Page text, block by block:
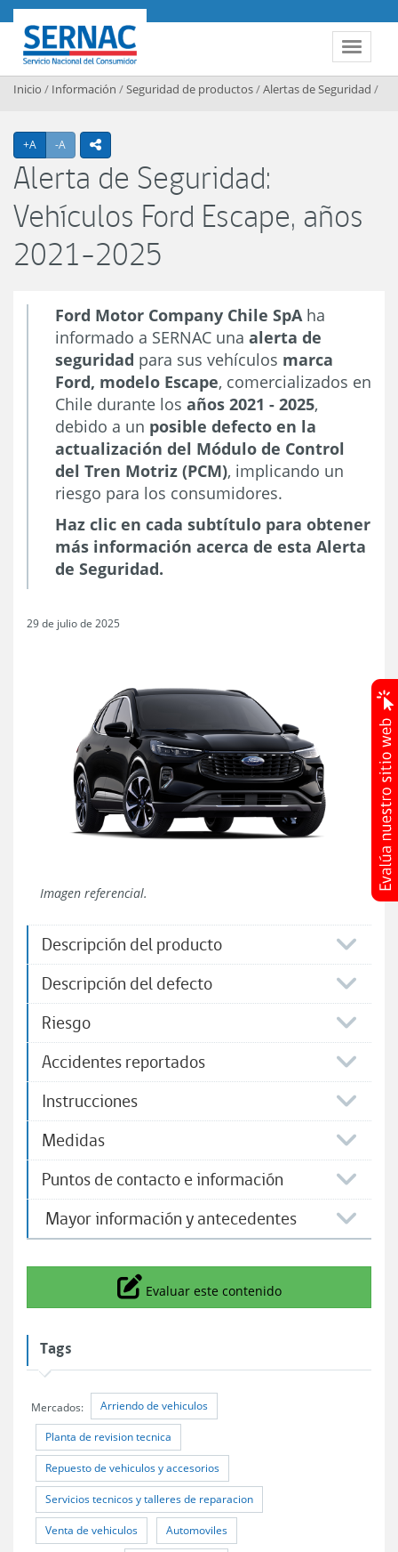
Contenido principal
Toggle
SERNAC
Inicio / Información /Seguridad de productos/Alertas de Seguridad /
+A Agrandar texto
-A Achicar textoicono compartir
Alerta de Seguridad:
Vehículos Ford Escape, años
2021-2025
Ford Motor Company Chile SpA ha
informado a SERNAC una alerta de
seguridad para sus vehículos marca
Ford, modelo Escape, comercializados en
Chile durante los años 2021 - 2025,
debido a un posible defecto en la
actualización del Módulo de Control
del Tren Motriz (PCM), implicando un
riesgo para los consumidores.
Haz clic en cada subtítulo para obtener
más información acerca de esta Alerta
de Seguridad.
29 de julio de 2025
Imagen referencial.
Descripción del producto
Descripción del defecto
Riesgo
Accidentes reportados
Instrucciones
Medidas
Puntos de contacto e información
​ Mayor información y antecedentes
Icono
Evaluar este contenido
Tags
Mercados: Arriendo de vehiculos
Planta de revision tecnica
Repuesto de vehiculos y accesorios
Servicios tecnicos y talleres de reparacion
Venta de vehiculos Automoviles